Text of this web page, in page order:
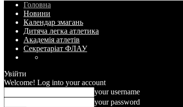
Головна
Новини
Календар змагань
Дитяча легка атлетика
Академія атлетів
Секретаріат ФЛАУ
Увійти
Welcome! Log into your account
your username
your password